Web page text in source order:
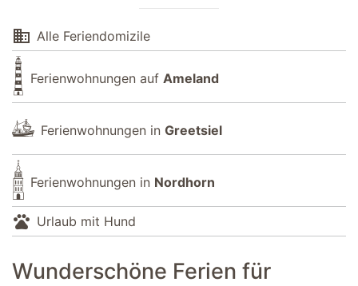
domain Alle Feriendomizile
Ferienwohnungen auf Ameland
Ferienwohnungen in Greetsiel
Ferienwohnungen in Nordhorn
pets Urlaub mit Hund
Wunderschöne Ferien für